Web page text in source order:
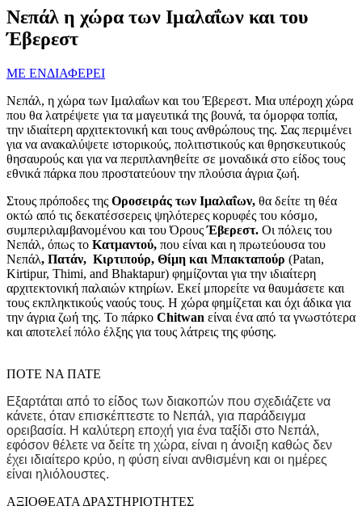
Νεπάλ η χώρα των Ιμαλαΐων και του
Έβερεστ
ΜΕ ΕΝΔΙΑΦΕΡΕΙ
Νεπάλ, η χώρα των Ιμαλαΐων και του Έβερεστ. Μια υπέροχη χώρα
που θα λατρέψετε για τα μαγευτικά της βουνά, τα όμορφα τοπία,
την ιδιαίτερη αρχιτεκτονική και τους ανθρώπους της. Σας περιμένει
για να ανακαλύψετε ιστορικούς, πολιτιστικούς και θρησκευτικούς
θησαυρούς και για να περιπλανηθείτε σε μοναδικά στο είδος τους
εθνικά πάρκα που προστατεύουν την πλούσια άγρια ζωή.
Στους πρόποδες της Οροσειράς των Ιμαλαΐων, θα δείτε τη θέα
οκτώ από τις δεκατέσσερεις ψηλότερες κορυφές του κόσμο,
συμπεριλαμβανομένου και του ΌρουςΈβερεστ. Οι πόλεις του
Νεπάλ, όπως το Κατμαντού, που είναι και η πρωτεύουσα του
Νεπάλ, Πατάν, Κιρτιπούρ, Θίμη και Μπακταπούρ (Patan,
Kirtipur, Thimi, and Bhaktapur) φημίζονται για την ιδιαίτερη
αρχιτεκτονική παλαιών κτηρίων. Εκεί μπορείτε να θαυμάσετε και
τους εκπληκτικούς ναούς τους. Η χώρα φημίζεται και όχι άδικα για
την άγρια ζωή της. Το πάρκο Chitwan είναι ένα από τα γνωστότερα
και αποτελεί πόλο έλξης για τους λάτρεις της φύσης.
ΠΟΤΕ ΝΑ ΠΑΤΕ
Εξαρτάται από το είδος των διακοπών που σχεδιάζετε να
κάνετε, όταν επισκέπτεστε το Νεπάλ, για παράδειγμα
ορειβασία. Η καλύτερη εποχή για ένα ταξίδι στο Νεπάλ,
εφόσον θέλετε να δείτε τη χώρα, είναι η άνοιξη καθώς δεν
έχει ιδιαίτερο κρύο, η φύση είναι ανθισμένη και οι ημέρες
είναι ηλιόλουστες.
ΑΞΙΟΘΕΑΤΑ ΔΡΑΣΤΗΡΙΟΤΗΤΕΣ